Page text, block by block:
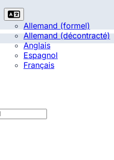
Allemand (formel)
Allemand (décontracté)
Anglais
Espagnol
Français